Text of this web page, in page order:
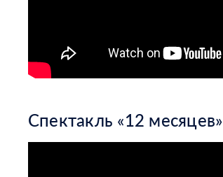
Спектакль «12 месяцев»